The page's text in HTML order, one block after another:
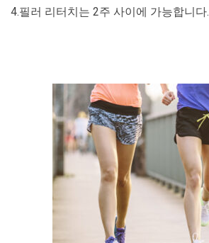
4.필러 리터치는 2주 사이에 가능합니다.